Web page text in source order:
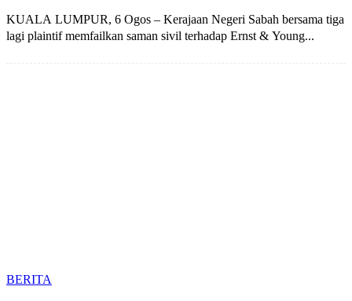
KUALA LUMPUR, 6 Ogos – Kerajaan Negeri Sabah bersama tiga
lagi plaintif memfailkan saman sivil terhadap Ernst & Young...
BERITA